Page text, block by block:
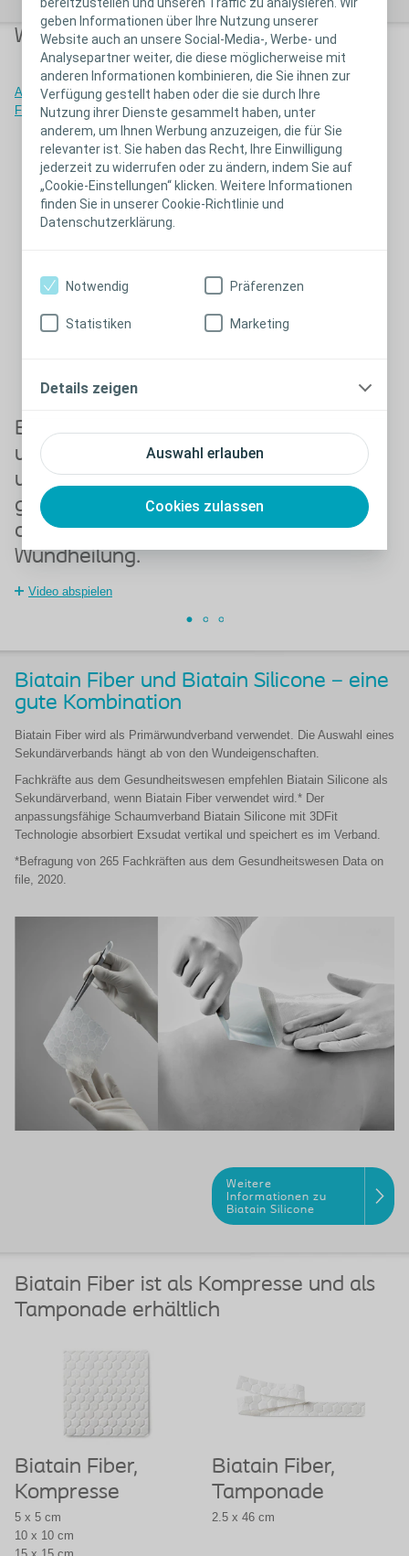
geben Informationen über Ihre Nutzung unserer
Website auch an unsere Social-Media-, Werbe- und
Analysepartner weiter, die diese möglicherweise mit
anderen Informationen kombinieren, die Sie ihnen zur
Verfügung gestellt haben oder die sie durch Ihre
Nutzung ihrer Dienste gesammelt haben, unter
anderem, um Ihnen Werbung anzuzeigen, die für Sie
relevanter ist. Sie haben das Recht, Ihre Einwilligung
jederzeit zu widerrufen oder zu ändern, indem Sie auf
„Cookie-Einstellungen“ klicken. Weitere Informationen
finden Sie in unserer Cookie-Richtlinie und
Datenschutzerklärung.
Auswahl erlauben
Cookies zulassen
Notwendig Präferenzen
Statistiken Marketing
Details zeigen
Weitere Informationen:
Aussagen von medizinischen
Fachkräften über Biatain Fiber
Erfahren Sie mehr über die
HexaLock-Technologie
Biatain Fiber hat die Stärke, Exsudat
und Bakterien vertikal zu absorbieren
und zurückzuhalten. Auf diese Weise
gewährleistet der Wundverband
optimale Bedingungen für die
Wundheilung.
Video abspielen
Biatain Fiber und Biatain Silicone – eine
gute Kombination
Biatain Fiber wird als Primärwundverband verwendet. Die Auswahl eines
Sekundärverbands hängt ab von den Wundeigenschaften.
Fachkräfte aus dem Gesundheitswesen empfehlen Biatain Silicone als
Sekundärverband, wenn Biatain Fiber verwendet wird.* Der
anpassungsfähige Schaumverband Biatain Silicone mit 3DFit
Technologie absorbiert Exsudat vertikal und speichert es im Verband.
*Befragung von 265 Fachkräften aus dem Gesundheitswesen Data on
file, 2020.
Weitere
Informationen zu
Biatain Silicone
Biatain Fiber ist als Kompresse und als
Tamponade erhältlich
Biatain Fiber,
Kompresse
5 x 5 cm
10 x 10 cm
Biatain Fiber,
Tamponade
2.5 x 46 cm